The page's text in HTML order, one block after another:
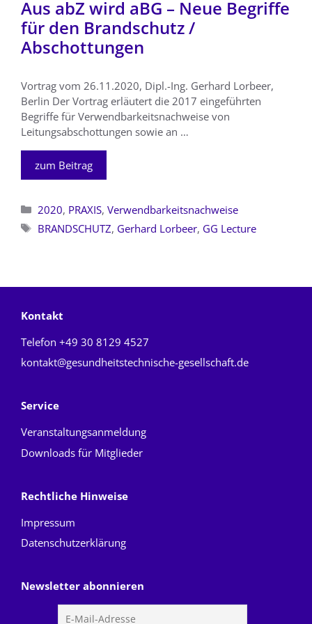
Aus abZ wird aBG – Neue Begriffe
für den Brandschutz /
Abschottungen
Vortrag vom 26.11.2020, Dipl.-Ing. Gerhard Lorbeer,
Berlin Der Vortrag erläutert die 2017 eingeführten
Begriffe für Verwendbarkeitsnachweise von
Leitungsabschottungen sowie an …
zum Beitrag
Kategorien
2020, PRAXIS, Verwendbarkeitsnachweise
Schlagwörter
BRANDSCHUTZ, Gerhard Lorbeer, GG Lecture
Kontakt
Telefon +49 30 8129 4527
kontakt@gesundheitstechnische-gesellschaft.de
Service
Veranstaltungsanmeldung
Downloads für Mitglieder
Rechtliche Hinweise
Impressum
Datenschutzerklärung
Newsletter abonnieren